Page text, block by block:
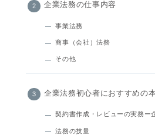
企業法務の仕事内容
事業法務
商事（会社）法務
その他
企業法務初心者におすすめの
契約書作成・レビューの実務ー
法務の技量